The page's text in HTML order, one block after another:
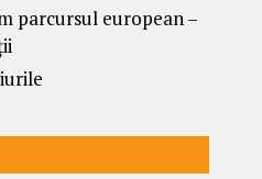
parcursul european –